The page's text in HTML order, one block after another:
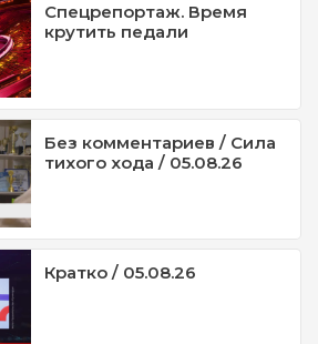
Спецрепортаж. Время
крутить педали
Без комментариев / Сила
тихого хода / 05.08.26
Кратко / 05.08.26